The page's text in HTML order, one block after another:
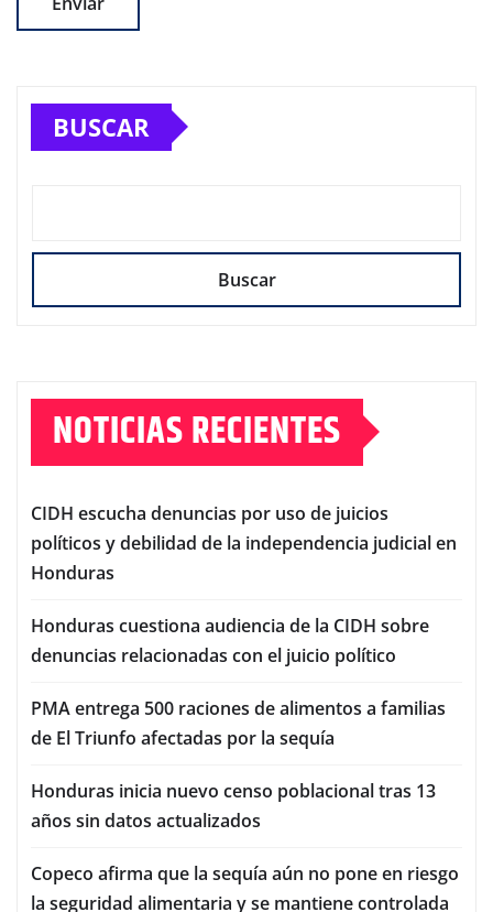
BUSCAR
Buscar
NOTICIAS RECIENTES
CIDH escucha denuncias por uso de juicios
políticos y debilidad de la independencia judicial en
Honduras
Honduras cuestiona audiencia de la CIDH sobre
denuncias relacionadas con el juicio político
PMA entrega 500 raciones de alimentos a familias
de El Triunfo afectadas por la sequía
Honduras inicia nuevo censo poblacional tras 13
años sin datos actualizados
Copeco afirma que la sequía aún no pone en riesgo
la seguridad alimentaria y se mantiene controlada